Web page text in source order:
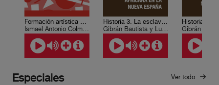
Formación artística 2. Cómo descubrir el mensaje estético
Ismael Antonio Colmenares M., Saúl León Ramírez, José Luis Alderete Retana, Guadalupe Sumano Durán, Pedro Enrique Ayala Medina, Víctor Manuel Monroy de la Rosa, Leticia Escobar, Felipe Mejía Rodríguez, Sergio Herrera Castro
Historia 3. La esclavitud africana en la Nueva España
Gibrán Bautista y Lugo
Especiales Ver todo